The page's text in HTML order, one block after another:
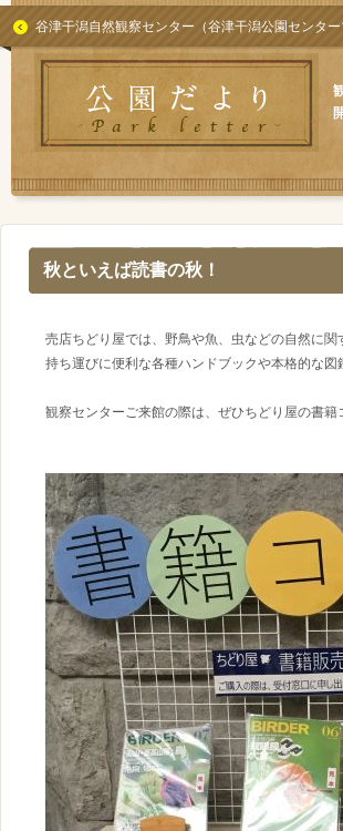
谷津干潟自然観察センター（谷津干潟公園センタ
秋といえば読書の秋！
売店ちどり屋では、野鳥や魚、虫などの自然に
持ち運びに便利な各種ハンドブックや本格的な
観察センターご来館の際は、ぜひちどり屋の書